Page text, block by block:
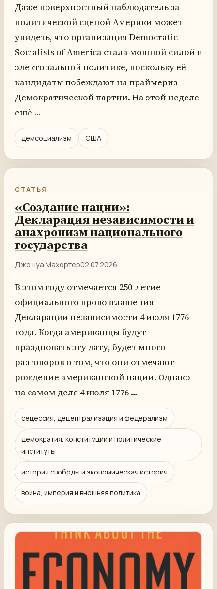
Даже поверхностный наблюдатель за
политической сценой Америки может
увидеть, что организация Democratic
Socialists of America стала мощной силой в
электоральной политике, поскольку её
кандидаты побеждают на праймериз
Демократической партии. На этой неделе
ещё …
демсоциализм США
СТАТЬЯ
«Создание нации»:
Декларация независимости и
анахронизм национального
государства
Джошуа Махортер02.07.2026
В этом году отмечается 250-летие
официального провозглашения
Декларации независимости 4 июля 1776
года. Когда американцы будут
праздновать эту дату, будет много
разговоров о том, что они отмечают
рождение американской нации. Однако
на самом деле 4 июля 1776 …
сецессия, децентрализация и федерализм
демократия, конституции и политические
институты
история свободы и экономическая история
война, империя и внешняя политика